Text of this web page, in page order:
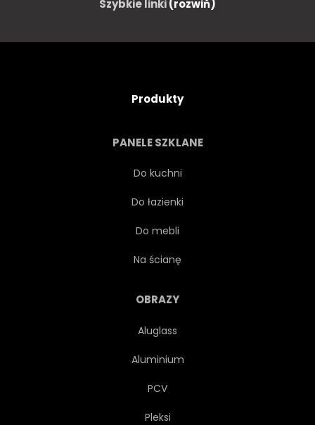
Szybkie linki(rozwiń)
Produkty
PANELE SZKLANE
Do kuchni
Do łazienki
Do mebli
Na ścianę
OBRAZY
Aluglass
Aluminium
PCV
Pleksi